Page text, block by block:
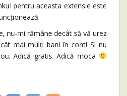
pentru aceasta extensie este
mi rămâne decât să vă urez
mai mulți bani în cont! Și nu
Adică gratis. Adică moca